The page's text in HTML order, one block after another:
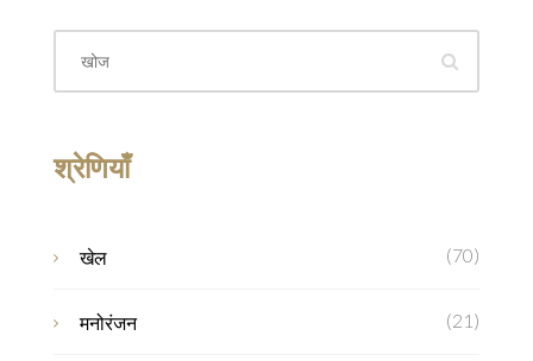
श्रेणियाँ
खेल (70)
मनोरंजन (21)